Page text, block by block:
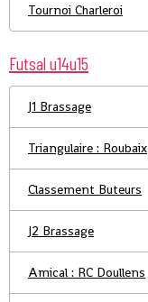
Tournoi Charleroi
Futsal u14u15
J1 Brassage
Triangulaire : Roubaix
Classement Buteurs
J2 Brassage
Amical : RC Doullens